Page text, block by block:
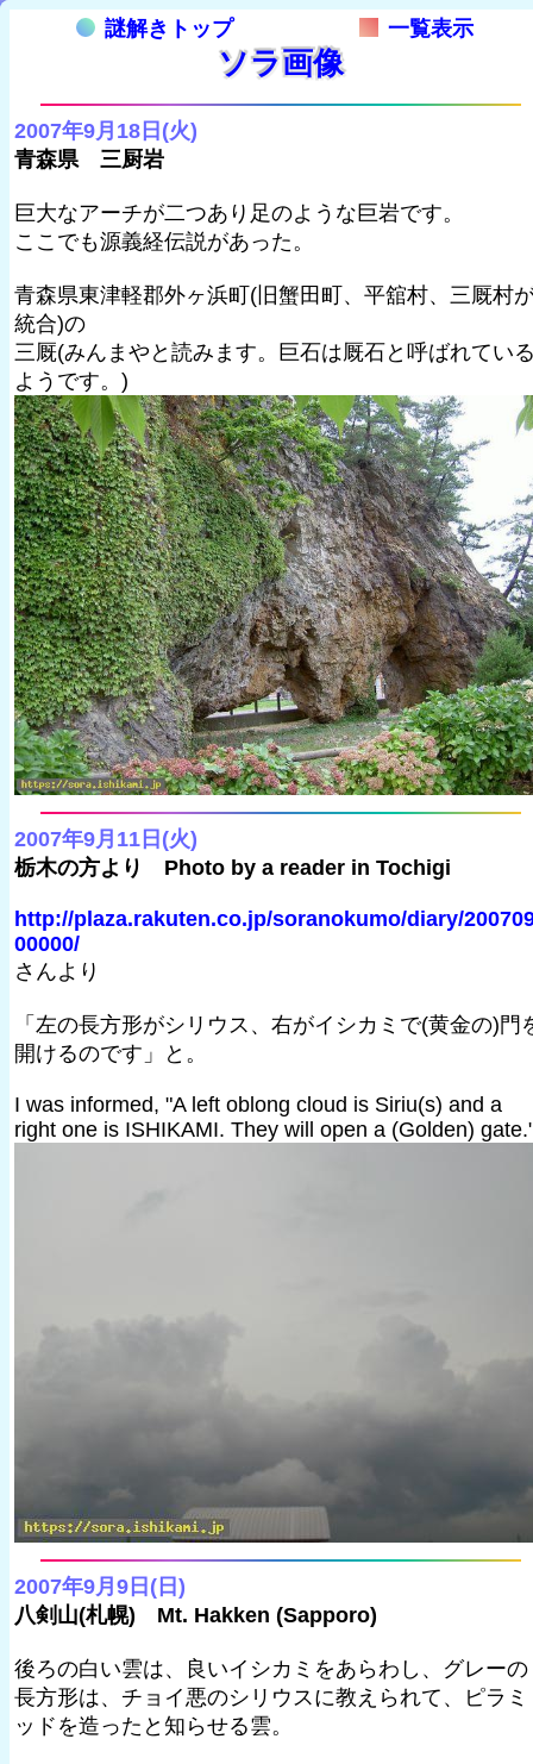
謎解きトップ 一覧表示
ソラ画像
2007年9月18日(火)
青森県 三厨岩
巨大なアーチが二つあり足のような巨岩です。
ここでも源義経伝説があった。
青森県東津軽郡外ヶ浜町(旧蟹田町、平舘村、三厩村
統合)の
三厩(みんまやと読みます。巨石は厩石と呼ばれてい
ようです。)
2007年9月11日(火)
栃木の方より Photo by a reader in Tochigi
http://plaza.rakuten.co.jp/soranokumo/diary/
00000/
さんより
「左の長方形がシリウス、右がイシカミで(黄金の)門
開けるのです」と。
I was informed, "A left oblong cloud is Siriu(s) and a
right one is ISHIKAMI. They will open a (Golden)
2007年9月9日(日)
八剣山(札幌) Mt. Hakken (Sapporo)
後ろの白い雲は、良いイシカミをあらわし、グレーの
長方形は、チョイ悪のシリウスに教えられて、ピラミ
ッドを造ったと知らせる雲。